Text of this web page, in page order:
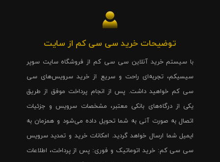
توضیحات خرید سی سی کم از سایت
با سیستم خرید آنلاین سی سی کم از فروشگاه سایت سوپر
سیسیکم، تجربه‌ای راحت و سریع از خرید سرویس‌های سی
سی کم خواهید داشت. پس از انجام پرداخت موفق از طریق
یکی از درگاه‌های بانکی معتبر، مشخصات سرویس و جزئیات
اتصال به صورت آنی به شما تحویل داده می‌شود و همزمان به
ایمیل شما ارسال خواهد گردید. امکانات خرید و تمدید سرویس
سی سی کم: خرید اتوماتیک و فوری: پس از پرداخت، اطلاعات